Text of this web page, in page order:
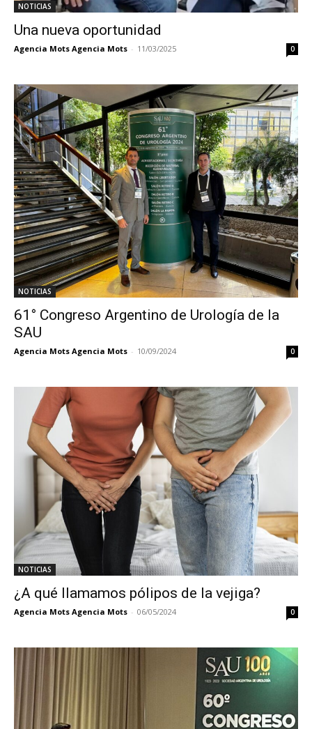
NOTICIAS
Una nueva oportunidad
Agencia Mots Agencia Mots - 11/03/2025 0
NOTICIAS
61° Congreso Argentino de Urología de la
SAU
Agencia Mots Agencia Mots - 10/09/2024 0
NOTICIAS
¿A qué llamamos pólipos de la vejiga?
Agencia Mots Agencia Mots - 06/05/2024 0